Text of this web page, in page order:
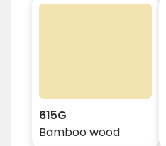
615G
Bamboo wood